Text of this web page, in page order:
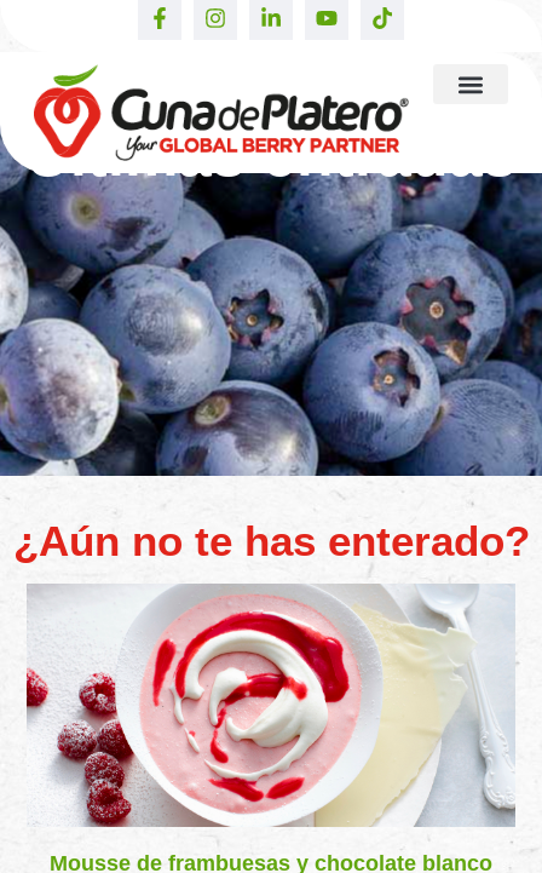
Últimas entradas
¿Aún no te has enterado?
Mousse de frambuesas y chocolate blanco